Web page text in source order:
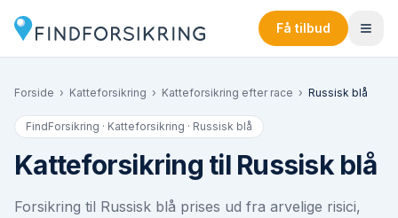
Få tilbud
Forside › Katteforsikring › Katteforsikring efter race › Russisk blå
FindForsikring · Katteforsikring · Russisk blå
Katteforsikring til Russisk blå
Forsikring til Russisk blå prises ud fra arvelige risici,